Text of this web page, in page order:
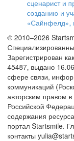
сценарист и
созданию и
«Сайнфелд»,
© 2010–2026
Зарегистрирован
45487, выдано
сфере связи,
коммуникаций
авторским правом в
Российской
содержания
портал Startsmile.
контакты